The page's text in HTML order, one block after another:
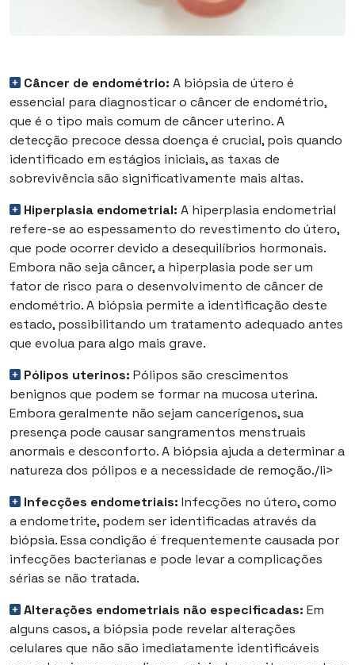
Câncer de endométrio: A biópsia de útero é
essencial para diagnosticar o câncer de endométrio,
que é o tipo mais comum de câncer uterino. A
detecção precoce dessa doença é crucial, pois quando
identificado em estágios iniciais, as taxas de
sobrevivência são significativamente mais altas.
Hiperplasia endometrial: A hiperplasia endometrial
refere-se ao espessamento do revestimento do útero,
que pode ocorrer devido a desequilíbrios hormonais.
Embora não seja câncer, a hiperplasia pode ser um
fator de risco para o desenvolvimento de câncer de
endométrio. A biópsia permite a identificação deste
estado, possibilitando um tratamento adequado antes
que evolua para algo mais grave.
Pólipos uterinos: Pólipos são crescimentos
benignos que podem se formar na mucosa uterina.
Embora geralmente não sejam cancerígenos, sua
presença pode causar sangramentos menstruais
anormais e desconforto. A biópsia ajuda a determinar a
natureza dos pólipos e a necessidade de remoção./li>
Infecções endometriais: Infecções no útero, como
a endometrite, podem ser identificadas através da
biópsia. Essa condição é frequentemente causada por
infecções bacterianas e pode levar a complicações
sérias se não tratada.
Alterações endometriais não especificadas: Em
alguns casos, a biópsia pode revelar alterações
celulares que não são imediatamente identificáveis